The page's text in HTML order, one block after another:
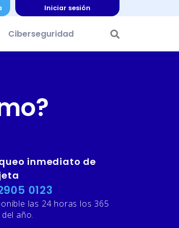
Iniciar sesión
Ciberseguridad
inmediato de
0123
las 24 horas los 365
año.